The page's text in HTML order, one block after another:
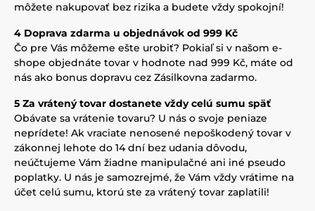
môžete nakupovať bez rizika a budete vždy spokojní!
4 Doprava zdarma u objednávok od 999 Kč
Čo pre Vás môžeme ešte urobiť? Pokiaľ si v našom e-
shope objednáte tovar v hodnote nad 999 Kč, máte od
nás ako bonus dopravu cez Zásilkovna zadarmo.
5 Za vrátený tovar dostanete vždy celú sumu späť
Obávate sa vrátenie tovaru? U nás o svoje peniaze
neprídete! Ak vraciate nenosené nepoškodený tovar v
zákonnej lehote do 14 dní bez udania dôvodu,
neúčtujeme Vám žiadne manipulačné ani iné pseudo
poplatky. U nás je samozrejmé, že Vám vždy vrátime na
účet celú sumu, ktorú ste za vrátený tovar zaplatili!